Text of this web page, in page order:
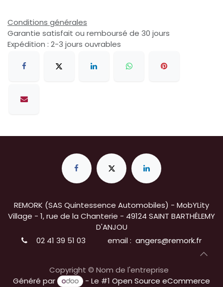
Conditions générales
Garantie satisfait ou remboursé de 30 jours
Expédition : 2-3 jours ouvrables
REMORK (SAS Quintessence Automobiles) - MobYLity
Village - 1, rue de la Chanterie - 49124 SAINT BARTHÉLEMY
D'ANJOU
02 41 39 51 03
email : angers@remork.fr
Copyright © Nom de l'entreprise
Généré par
- Le #1 Open Source eCommerce